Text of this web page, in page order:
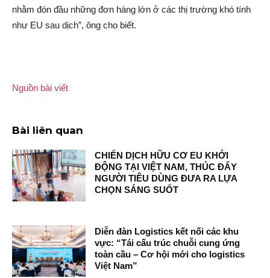
nhằm đón đầu những đơn hàng lớn ở các thị trường khó tính
như EU sau dịc‌h”, ông cho biết.
Nguồn bài viết
Bài liên quan
CHIẾN DỊCH HỮU CƠ EU KHỞI
ĐỘNG TẠI VIỆT NAM, THÚC ĐẨY
NGƯỜI TIÊU DÙNG ĐƯA RA LỰA
CHỌN SÁNG SUỐT
Diễn đàn Logistics kết nối các khu
vực: “Tái cấu trúc chuỗi cung ứng
toàn cầu – Cơ hội mới cho logistics
Việt Nam”